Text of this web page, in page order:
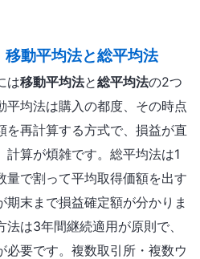
動平均法と総平均法
は移動平均法と総平均法の2つ
平均法は購入の都度、その時点
を再計算する方式で、損益が直
算が煩雑です。総平均法は1
量で割って平均取得価額を出す
末まで損益確定額が分かりま
は3年間継続適用が原則で、
必要です。複数取引所・複数ウ